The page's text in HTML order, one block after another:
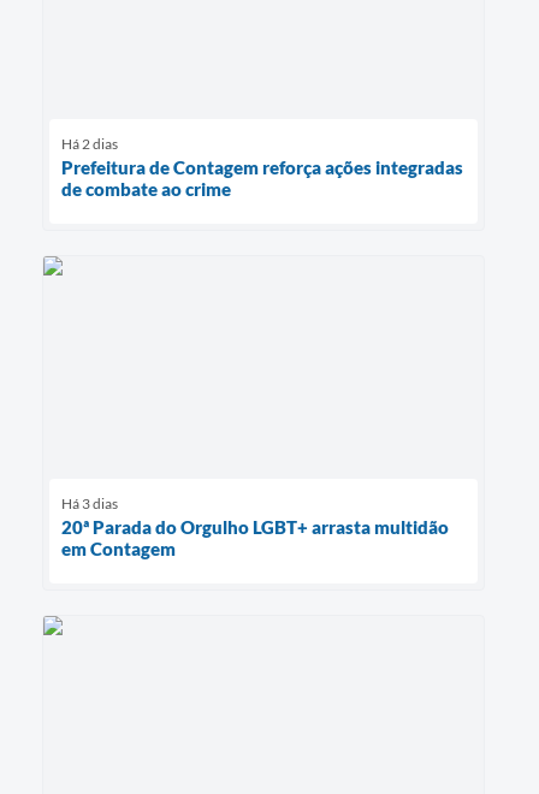
Há 2 dias
Prefeitura de Contagem reforça ações integradas
de combate ao crime
Há 3 dias
20ª Parada do Orgulho LGBT+ arrasta multidão
em Contagem